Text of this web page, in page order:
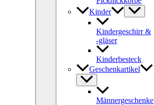
Kinder
Kindergeschirr &
-gläser
Kinderbesteck
Geschenkartikel
Männergeschenke